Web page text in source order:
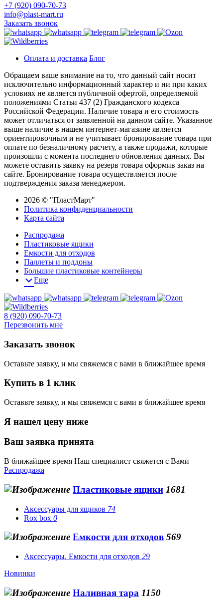
+7 (920) 090-70-73
info@plast-mart.ru
Заказать звонок
Оплата и доставка Блог
Обращаем ваше внимание на то, что данный сайт носит
исключительно информационный характер и ни при каких
условиях не является публичной офертой, определяемой
положениями Статьи 437 (2) Гражданского кодекса
Российской Федерации. Наличие товара и его стоимость
может отличаться от заявленной на данном сайте. Указанное
выше наличие в нашем интернет-магазине является
ориентировочным и не учитывает бронирование товара при
оплате по безналичному расчету, а также продажи, которые
произошли с момента последнего обновления данных. Вы
можете оставить заявку на резерв товара оформив заказ на
сайте. Бронирование товара осуществляется после
подтверждения заказа менеджером.
2026 © "ПластМарт"
Политика конфиденциальности
Карта сайта
Распродажа
Пластиковые ящики
Емкости для отходов
Паллеты и поддоны
Большие пластиковые контейнеры
Еще
8 (920) 090-70-73
Перезвонить мне
Заказать звонок
Оставьте заявку, и мы свяжемся с вами в ближайшее время
Купить в 1 клик
Оставьте заявку, и мы свяжемся с вами в ближайшее время
Я нашел цену ниже
Ваш заявка принята
В ближайшее время Наш специалист свяжется с Вами
Распродажа
Пластиковые ящики 1681
Аксессуары для ящиков 74
Rox box 0
Емкости для отходов 569
Аксессуары. Емкости для отходов 29
Новинки
Наливная тара 1150